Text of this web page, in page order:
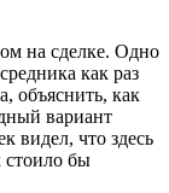
на сделке. Одно
как раз
объяснить, как
вариант
видел, что здесь
стоило бы